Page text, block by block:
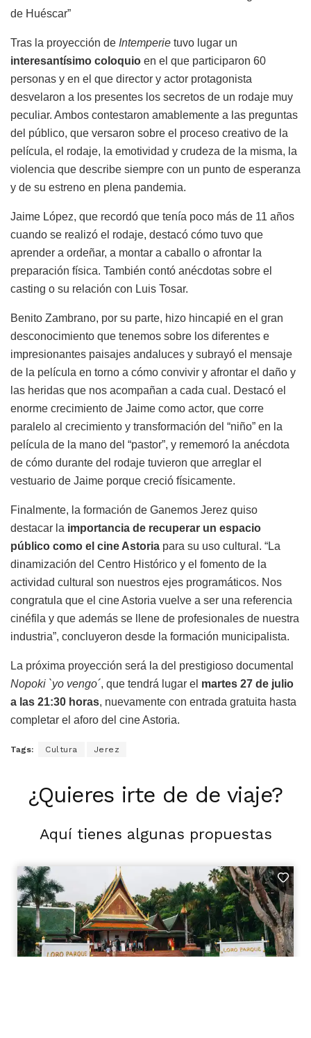
de Huéscar”
Tras la proyección de Intemperie tuvo lugar un
interesantísimo coloquio en el que participaron 60
personas y en el que director y actor protagonista
desvelaron a los presentes los secretos de un rodaje muy
peculiar. Ambos contestaron amablemente a las preguntas
del público, que versaron sobre el proceso creativo de la
película, el rodaje, la emotividad y crudeza de la misma, la
violencia que describe siempre con un punto de esperanza
y de su estreno en plena pandemia.
Jaime López, que recordó que tenía poco más de 11 años
cuando se realizó el rodaje, destacó cómo tuvo que
aprender a ordeñar, a montar a caballo o afrontar la
preparación física. También contó anécdotas sobre el
casting o su relación con Luis Tosar.
Benito Zambrano, por su parte, hizo hincapié en el gran
desconocimiento que tenemos sobre los diferentes e
impresionantes paisajes andaluces y subrayó el mensaje
de la película en torno a cómo convivir y afrontar el daño y
las heridas que nos acompañan a cada cual. Destacó el
enorme crecimiento de Jaime como actor, que corre
paralelo al crecimiento y transformación del “niño” en la
película de la mano del “pastor”, y rememoró la anécdota
de cómo durante del rodaje tuvieron que arreglar el
vestuario de Jaime porque creció físicamente.
Finalmente, la formación de Ganemos Jerez quiso
destacar la importancia de recuperar un espacio
público como el cine Astoria para su uso cultural. “La
dinamización del Centro Histórico y el fomento de la
actividad cultural son nuestros ejes programáticos. Nos
congratula que el cine Astoria vuelve a ser una referencia
cinéfila y que además se llene de profesionales de nuestra
industria”, concluyeron desde la formación municipalista.
La próxima proyección será la del prestigioso documental
Nopoki `yo vengo´, que tendrá lugar el martes 27 de julio
a las 21:30 horas, nuevamente con entrada gratuita hasta
completar el aforo del cine Astoria.
Tags: Cultura Jerez
¿Quieres irte de de viaje?
Aquí tienes algunas propuestas